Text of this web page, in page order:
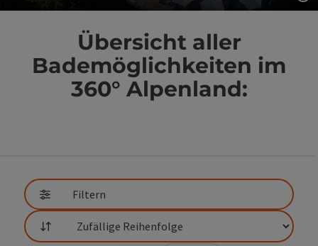
Übersicht aller
Bademöglichkeiten im
360° Alpenland:
Filtern
Sortierung